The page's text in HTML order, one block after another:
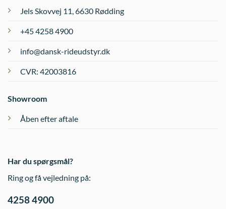
Jels Skovvej 11, 6630 Rødding
+45 4258 4900
info@dansk-rideudstyr.dk
CVR: 42003816
Showroom
Åben efter aftale
Har du spørgsmål?
Ring og få vejledning på:
4258 4900